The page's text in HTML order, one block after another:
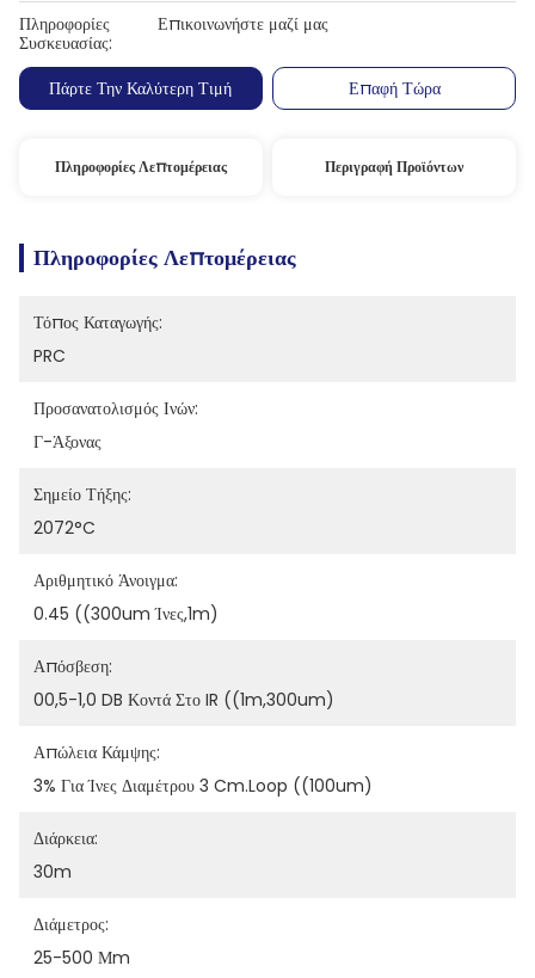
Πληροφορίες
Συσκευασίας:
Επικοινωνήστε μαζί μας
Πάρτε Την Καλύτερη Τιμή Επαφή Τώρα
Πληροφορίες Λεπτομέρειας Περιγραφή Προϊόντων
Πληροφορίες Λεπτομέρειας
Τόπος Καταγωγής:
PRC
Προσανατολισμός Ινών:
Γ-Άξονας
Σημείο Τήξης:
2072°C
Αριθμητικό Άνοιγμα:
0.45 ((300um Ίνες,1m)
Απόσβεση:
00,5-1,0 DB Κοντά Στο IR ((1m,300um)
Απώλεια Κάμψης:
3% Για Ίνες Διαμέτρου 3 Cm.Loop ((100um)
Διάρκεια:
30m
Διάμετρος:
25-500 Μm